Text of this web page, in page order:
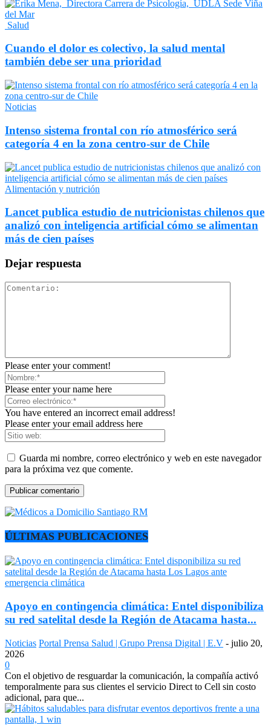
Salud
Cuando el dolor es colectivo, la salud mental
también debe ser una prioridad
Noticias
Intenso sistema frontal con río atmosférico será
categoría 4 en la zona centro-sur de Chile
Alimentación y nutrición
Lancet publica estudio de nutricionistas chilenos que
analizó con inteligencia artificial cómo se alimentan
más de cien países
Dejar respuesta
Please enter your comment!
Please enter your name here
You have entered an incorrect email address!
Please enter your email address here
Guarda mi nombre, correo electrónico y web en este navegador
para la próxima vez que comente.
ÚLTIMAS PUBLICACIONES
Apoyo en contingencia climática: Entel disponibiliza
su red satelital desde la Región de Atacama hasta...
Noticias Portal Prensa Salud | Grupo Prensa Digital | E.V - julio 20,
2026
0
Con el objetivo de resguardar la comunicación, la compañía activó
temporalmente para sus clientes el servicio Direct to Cell sin costo
adicional, para que...